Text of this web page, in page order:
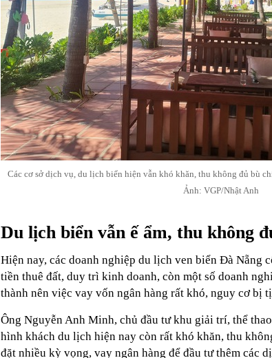
Các cơ sở dịch vụ, du lịch biển hiện vẫn khó khăn, thu không đủ bù
Ảnh: VGP/Nhật Anh
Du lịch biển vẫn ế ẩm, thu không
Hiện nay, các doanh nghiệp du lịch ven biển Đà Nẵng
tiền thuê đất, duy trì kinh doanh, còn một số doanh
thành nên việc vay vốn ngân hàng rất khó, nguy cơ bị
Ông Nguyễn Anh Minh, chủ đầu tư khu giải trí, thể
hình khách du lịch hiện nay còn rất khó khăn, thu
đặt nhiều kỳ vọng, vay ngân hàng để đầu tư thêm các